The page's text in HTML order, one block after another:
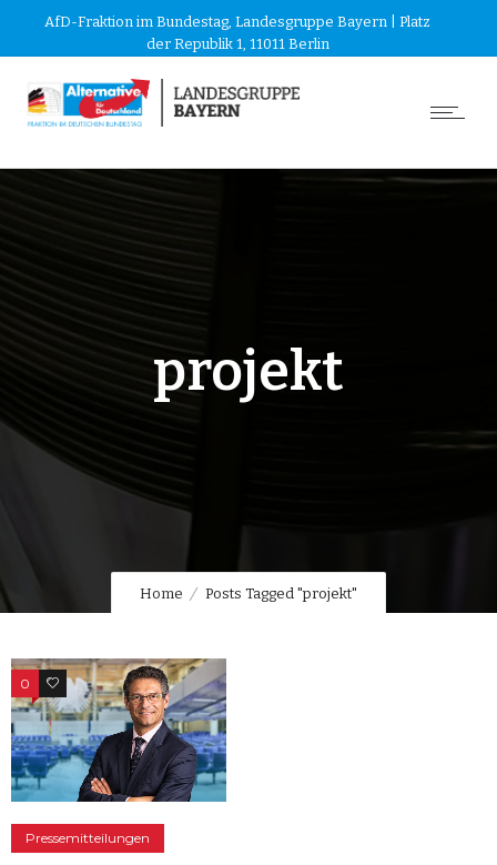
AfD-Fraktion im Bundestag, Landesgruppe Bayern | Platz
der Republik 1, 11011 Berlin
projekt
Home Posts Tagged "projekt"
0 0
Pressemitteilungen